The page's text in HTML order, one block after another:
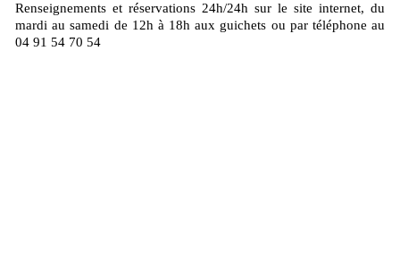
Renseignements et réservations 24h/24h sur le site internet, du
mardi au samedi de 12h à 18h aux guichets ou par téléphone au
04 91 54 70 54